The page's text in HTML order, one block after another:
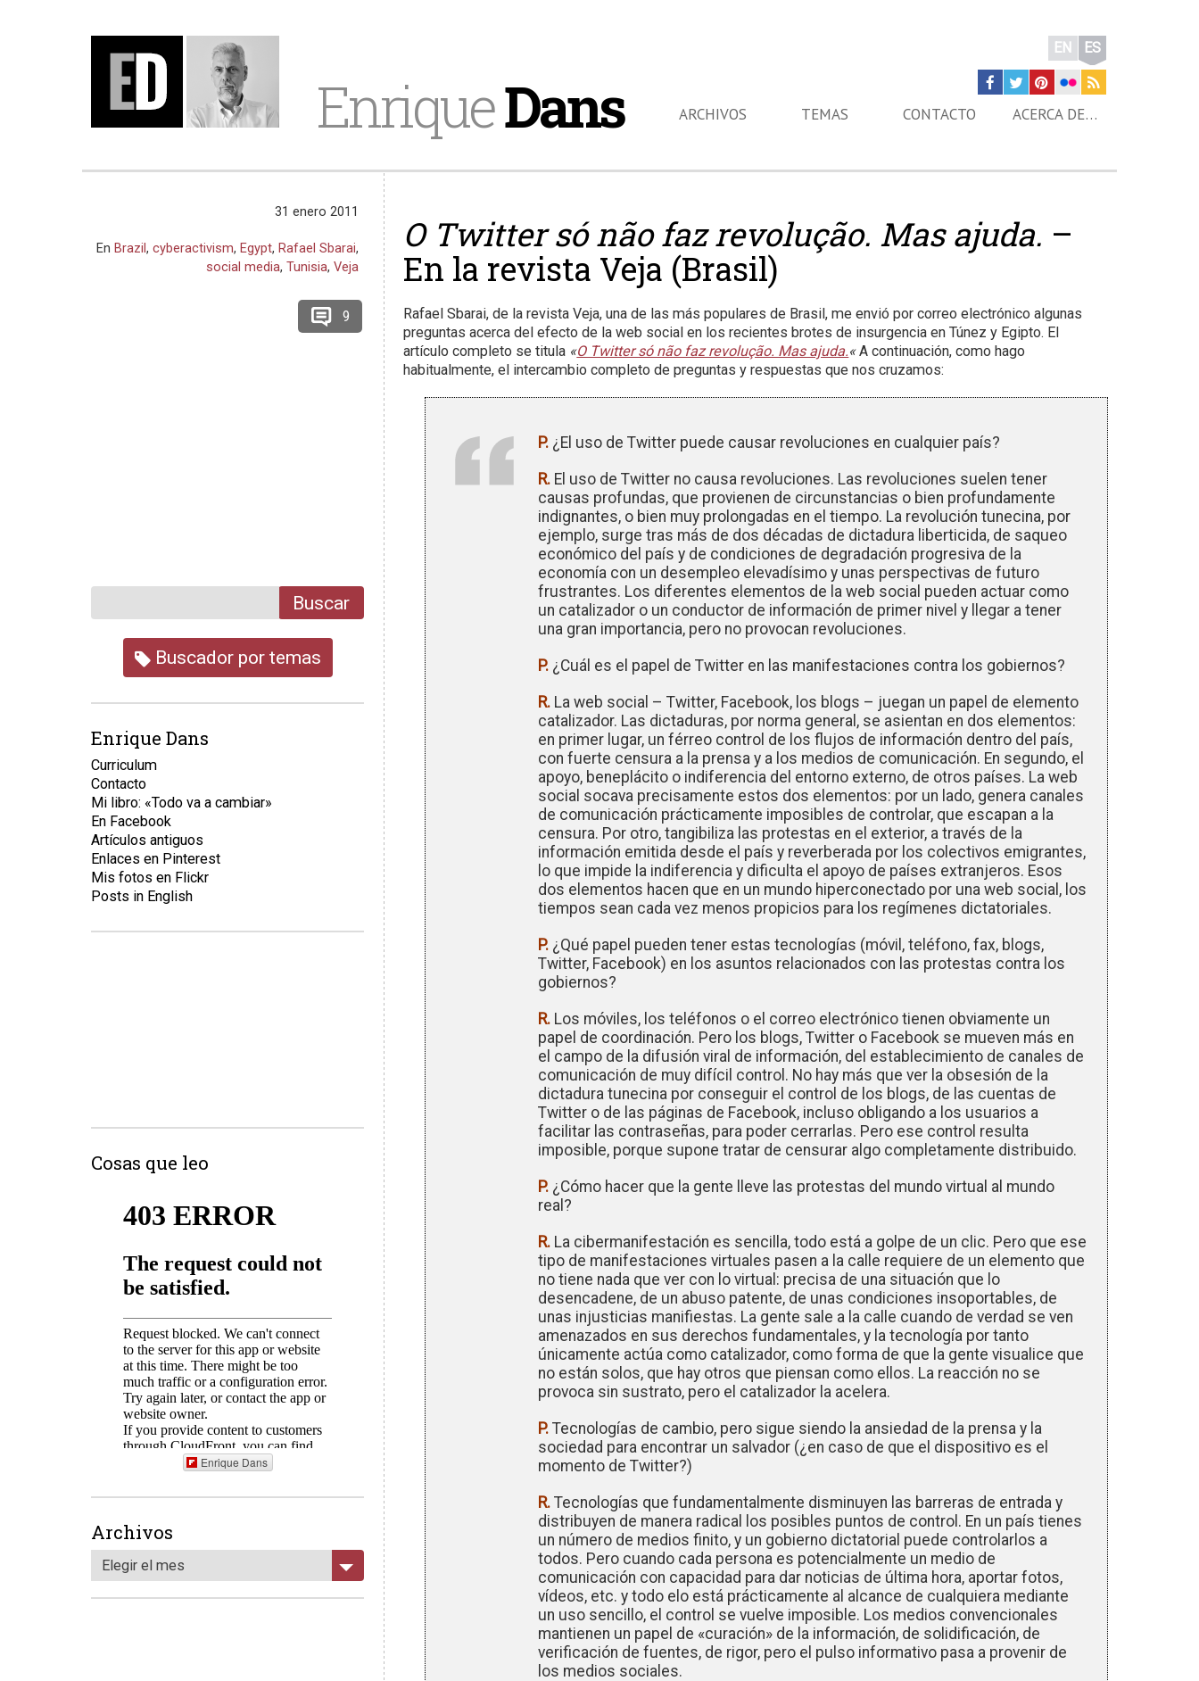
EnriqueDans
EN ES
ARCHIVOS TEMAS CONTACTO ACERCA DE…
O Twitter só não faz revolução. Mas ajuda. –
En la revista Veja (Brasil)
Rafael Sbarai, de la revista Veja, una de las más populares de Brasil, me envió por correo electrónico algunas
preguntas acerca del efecto de la web social en los recientes brotes de insurgencia en Túnez y Egipto. El
artículo completo se titula «O Twitter só não faz revolução. Mas ajuda.«A continuación, como hago
habitualmente, el intercambio completo de preguntas y respuestas que nos cruzamos:
P. ¿El uso de Twitter puede causar revoluciones en cualquier país?
R. El uso de Twitter no causa revoluciones. Las revoluciones suelen tener
causas profundas, que provienen de circunstancias o bien profundamente
indignantes, o bien muy prolongadas en el tiempo. La revolución tunecina, por
ejemplo, surge tras más de dos décadas de dictadura liberticida, de saqueo
económico del país y de condiciones de degradación progresiva de la
economía con un desempleo elevadísimo y unas perspectivas de futuro
frustrantes. Los diferentes elementos de la web social pueden actuar como
un catalizador o un conductor de información de primer nivel y llegar a tener
una gran importancia, pero no provocan revoluciones.
P. ¿Cuál es el papel de Twitter en las manifestaciones contra los gobiernos?
R. La web social – Twitter, Facebook, los blogs – juegan un papel de elemento
catalizador. Las dictaduras, por norma general, se asientan en dos elementos:
en primer lugar, un férreo control de los flujos de información dentro del país,
con fuerte censura a la prensa y a los medios de comunicación. En segundo, el
apoyo, beneplácito o indiferencia del entorno externo, de otros países. La web
social socava precisamente estos dos elementos: por un lado, genera canales
de comunicación prácticamente imposibles de controlar, que escapan a la
censura. Por otro, tangibiliza las protestas en el exterior, a través de la
información emitida desde el país y reverberada por los colectivos emigrantes,
lo que impide la indiferencia y dificulta el apoyo de países extranjeros. Esos
dos elementos hacen que en un mundo hiperconectado por una web social, los
tiempos sean cada vez menos propicios para los regímenes dictatoriales.
P. ¿Qué papel pueden tener estas tecnologías (móvil, teléfono, fax, blogs,
Twitter, Facebook) en los asuntos relacionados con las protestas contra los
gobiernos?
R. Los móviles, los teléfonos o el correo electrónico tienen obviamente un
papel de coordinación. Pero los blogs, Twitter o Facebook se mueven más en
el campo de la difusión viral de información, del establecimiento de canales de
comunicación de muy difícil control. No hay más que ver la obsesión de la
dictadura tunecina por conseguir el control de los blogs, de las cuentas de
Twitter o de las páginas de Facebook, incluso obligando a los usuarios a
facilitar las contraseñas, para poder cerrarlas. Pero ese control resulta
imposible, porque supone tratar de censurar algo completamente distribuido.
P. ¿Cómo hacer que la gente lleve las protestas del mundo virtual al mundo
real?
R. La cibermanifestación es sencilla, todo está a golpe de un clic. Pero que ese
tipo de manifestaciones virtuales pasen a la calle requiere de un elemento que
no tiene nada que ver con lo virtual: precisa de una situación que lo
desencadene, de un abuso patente, de unas condiciones insoportables, de
unas injusticias manifiestas. La gente sale a la calle cuando de verdad se ven
amenazados en sus derechos fundamentales, y la tecnología por tanto
únicamente actúa como catalizador, como forma de que la gente visualice que
no están solos, que hay otros que piensan como ellos. La reacción no se
provoca sin sustrato, pero el catalizador la acelera.
P. Tecnologías de cambio, pero sigue siendo la ansiedad de la prensa y la
sociedad para encontrar un salvador (¿en caso de que el dispositivo es el
momento de Twitter?)
R. Tecnologías que fundamentalmente disminuyen las barreras de entrada y
distribuyen de manera radical los posibles puntos de control. En un país tienes
un número de medios finito, y un gobierno dictatorial puede controlarlos a
todos. Pero cuando cada persona es potencialmente un medio de
comunicación con capacidad para dar noticias de última hora, aportar fotos,
vídeos, etc. y todo elo está prácticamente al alcance de cualquiera mediante
un uso sencillo, el control se vuelve imposible. Los medios convencionales
mantienen un papel de «curación» de la información, de solidificación, de
verificación de fuentes, de rigor, pero el pulso informativo pasa a provenir de
los medios sociales.
31 enero 2011
EnBrazil,cyberactivism,Egypt,Rafael Sbarai,
social media,Tunisia,Veja
9
Buscar
Buscador por temas
Enrique Dans
Curriculum
Contacto
Mi libro: «Todo va a cambiar»
En Facebook
Artículos antiguos
Enlaces en Pinterest
Mis fotos en Flickr
Posts in English
Cosas que leo
Enrique Dans
Archivos
Elegir el mes